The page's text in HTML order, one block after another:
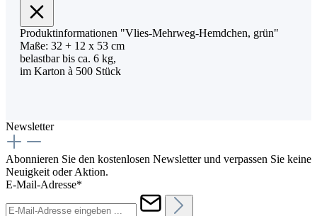
Produktinformationen "Vlies-Mehrweg-Hemdchen, grün"
Maße: 32 + 12 x 53 cm
belastbar bis ca. 6 kg,
im Karton à 500 Stück
Newsletter
Abonnieren Sie den kostenlosen Newsletter und verpassen Sie keine
Neuigkeit oder Aktion.
E-Mail-Adresse*